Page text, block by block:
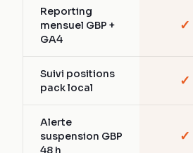
Reporting
mensuel GBP +
GA4
✓
Suivi positions
pack local
✓
Alerte
suspension GBP
48 h
✓